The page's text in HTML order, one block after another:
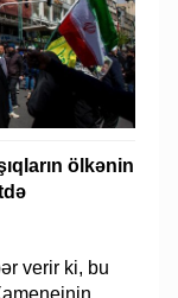
ölkənin
verir ki, bu